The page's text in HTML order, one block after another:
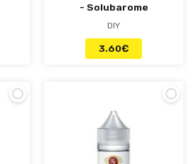
- Solubarome
DIY
3.60€